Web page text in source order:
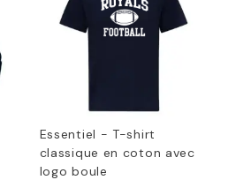
Essentiel - T-shirt
classique en coton avec
logo boule